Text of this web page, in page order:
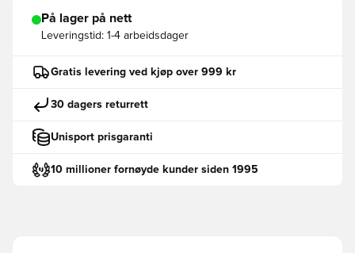
På lager på nett
Leveringstid: 1-4 arbeidsdager
Gratis levering ved kjøp over 999 kr
30 dagers returrett
Unisport prisgaranti
10 millioner fornøyde kunder siden 1995